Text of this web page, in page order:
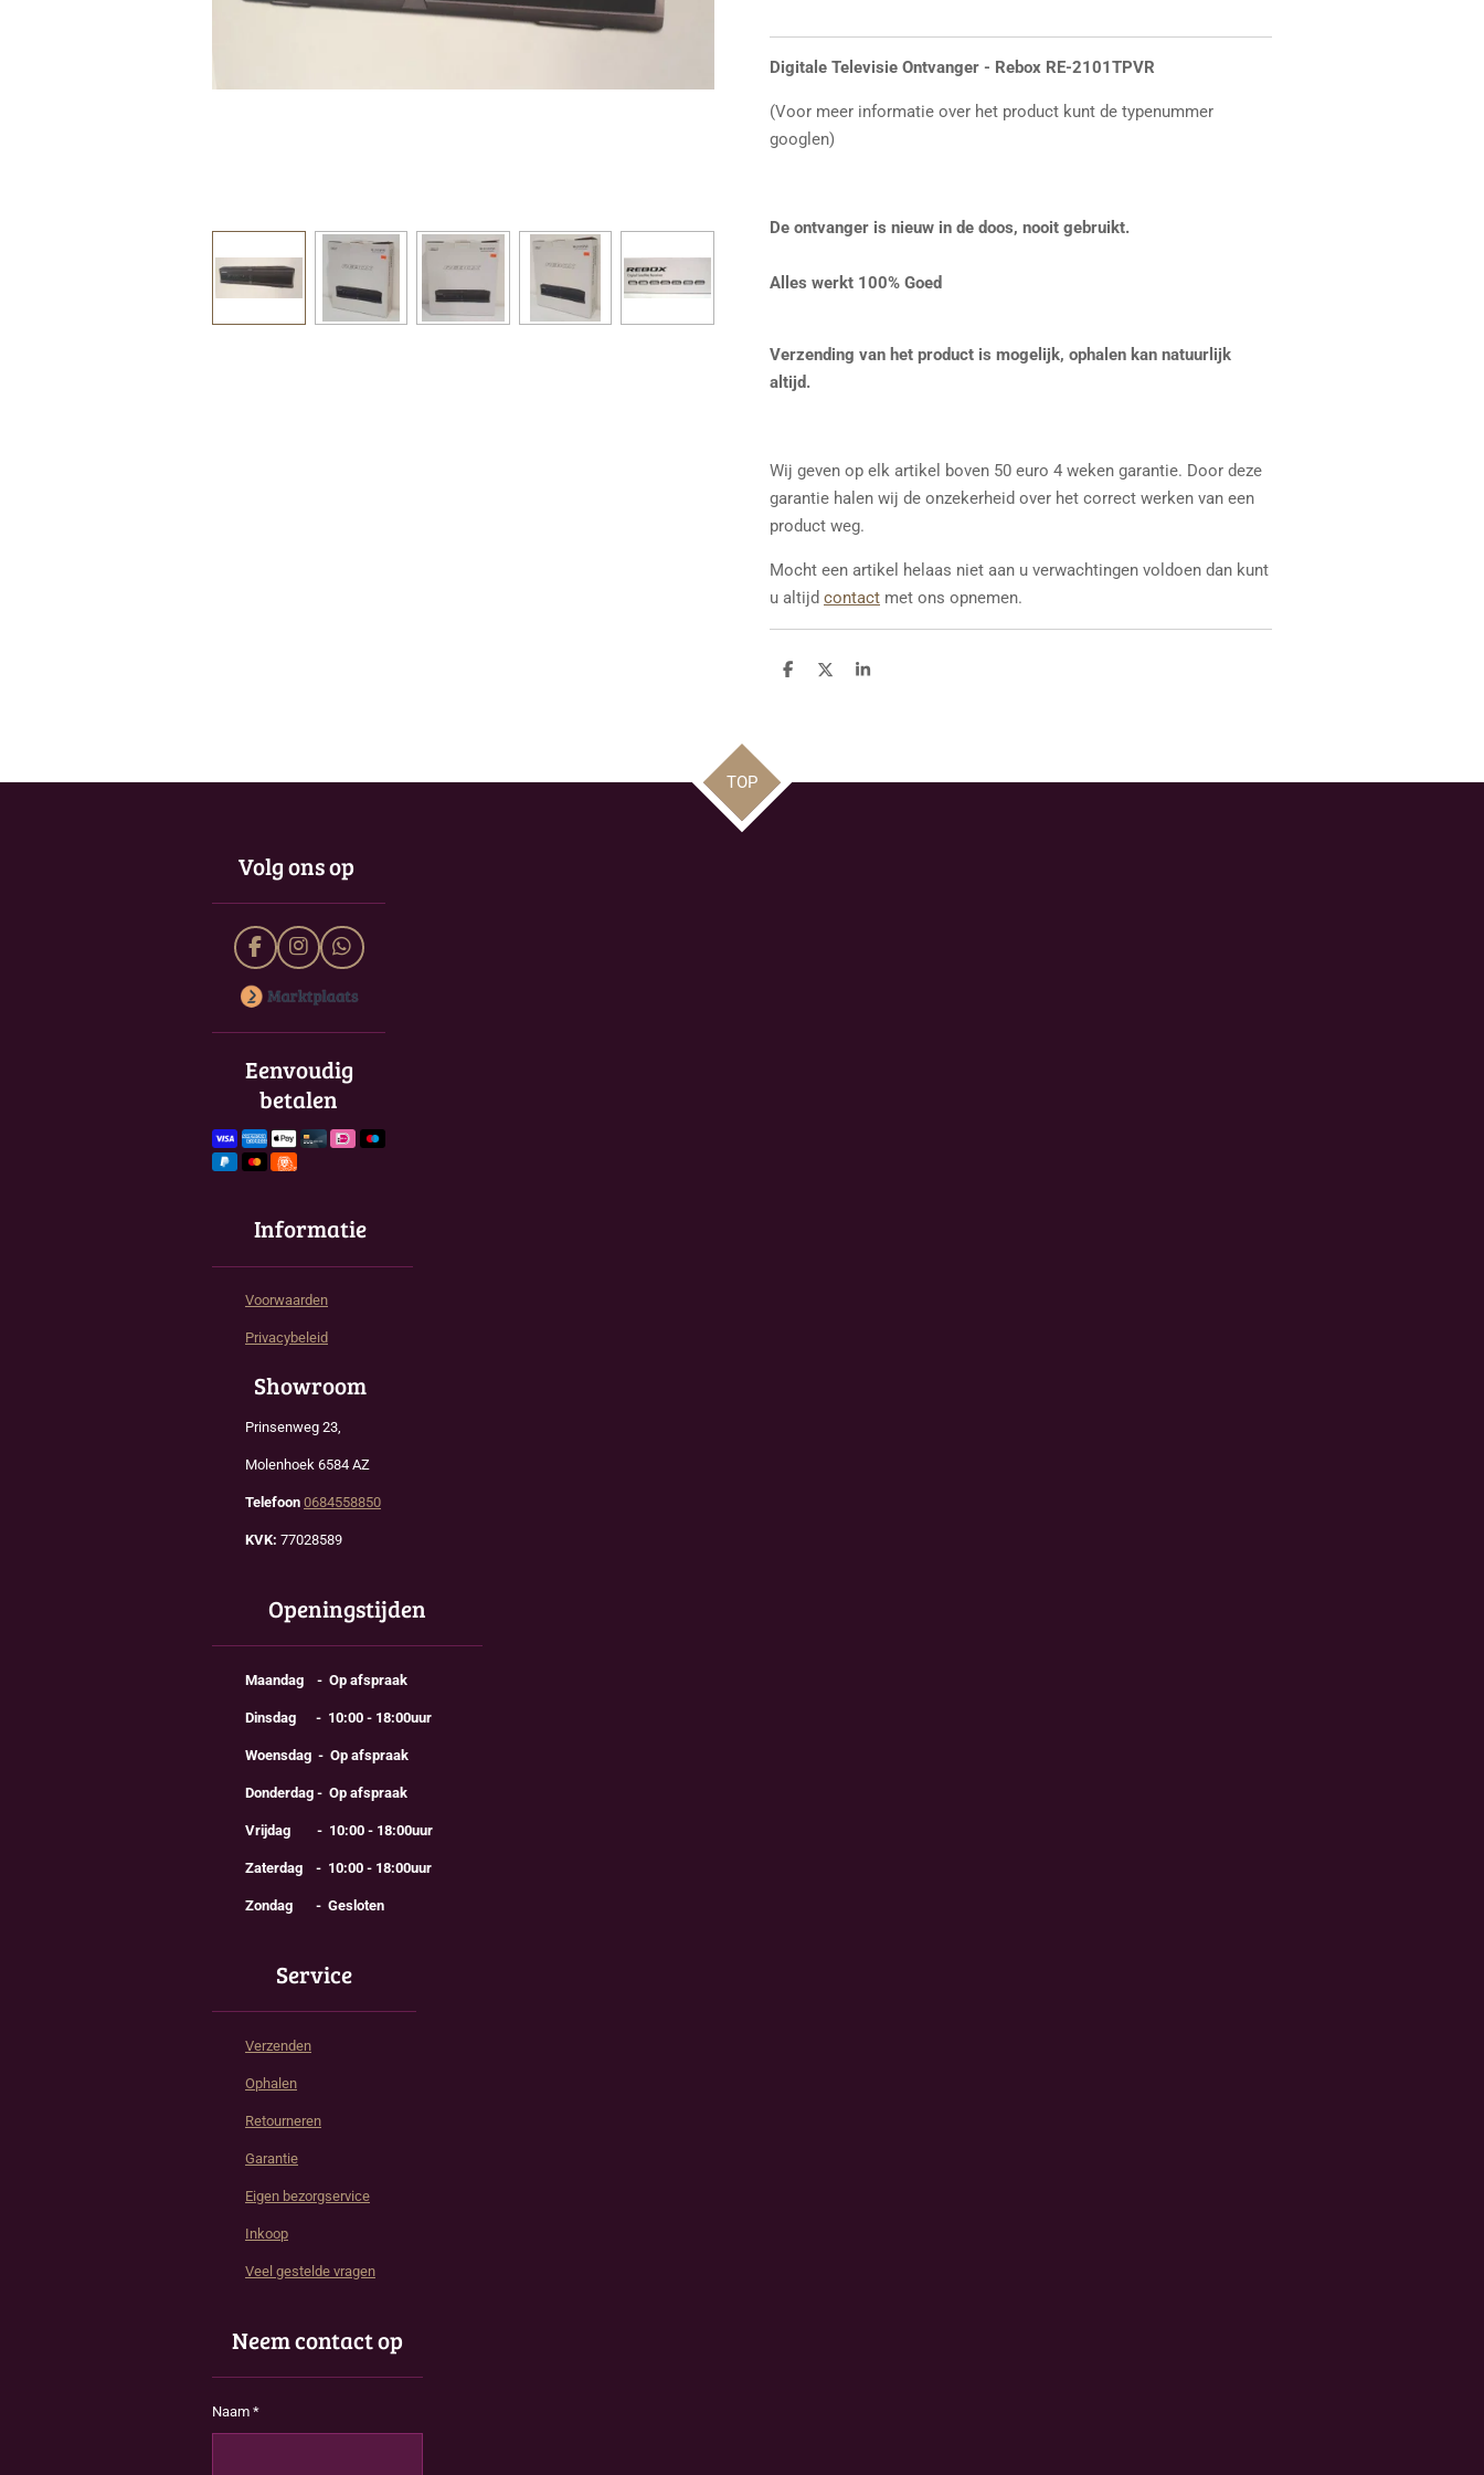
Digitale Televisie Ontvanger - Rebox RE-2101TPVR
(Voor meer informatie over het product kunt de typenummer
googlen)
De ontvanger is nieuw in de doos, nooit gebruikt.
Alles werkt 100% Goed
Verzending van het product is mogelijk, ophalen kan natuurlijk
altijd.
Wij geven op elk artikel boven 50 euro 4 weken garantie. Door deze
garantie halen wij de onzekerheid over het correct werken van een
product weg.
Mocht een artikel helaas niet aan u verwachtingen voldoen dan kunt
u altijd contact met ons opnemen.
D
D
S
TOP
Volg ons op
F
a
c
b
o
k
I
n
s
a
r
a
m
W
h
a
s
p
Eenvoudig
betalen
Informatie
Voorwaarden
Privacybeleid
Showroom
Prinsenweg 23,
Molenhoek 6584 AZ
Telefoon 0684558850
KVK: 77028589
Openingstijden
Maandag - Op afspraak
Dinsdag - 10:00 - 18:00uur
Woensdag - Op afspraak
Donderdag - Op afspraak
Vrijdag - 10:00 - 18:00uur
Zaterdag - 10:00 - 18:00uur
Zondag - Gesloten
Service
Verzenden
Ophalen
Retourneren
Garantie
Eigen bezorgservice
Inkoop
Veel gestelde vragen
Neem contact op
Naam *